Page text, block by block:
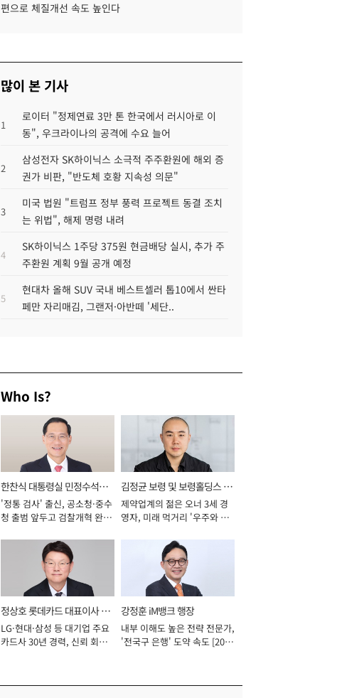
편으로 체질개선 속도 높인다
많이 본 기사
1
로이터 "정제연료 3만 톤 한국에서 러시아로 이
동", 우크라이나의 공격에 수요 늘어
2
삼성전자 SK하이닉스 소극적 주주환원에 해외 증
권가 비판, "반도체 호황 지속성 의문"
3
미국 법원 "트럼프 정부 풍력 프로젝트 동결 조치
는 위법", 해제 명령 내려
4
SK하이닉스 1주당 375원 현금배당 실시, 추가 주
주환원 계획 9월 공개 예정
5
현대차 올해 SUV 국내 베스트셀러 톱10에서 싼타
페만 자리매김, 그랜저·아반떼 '세단..
Who Is?
한찬식 대통령실 민정수석비
서관
'정통 검사' 출신, 공소청·중수
청 출범 앞두고 검찰개혁 완수
김정균 보령 및 보령홀딩스 대
표이사 사장
제약업계의 젊은 오너 3세 경
영자, 미래 먹거리 '우주와 헬
정상호 롯데카드 대표이사 사
장
LG·현대·삼성 등 대기업 주요
카드사 30년 경력, 신뢰 회복
강정훈 iM뱅크 행장
내부 이해도 높은 전략 전문가,
'전국구 은행' 도약 속도 [2026